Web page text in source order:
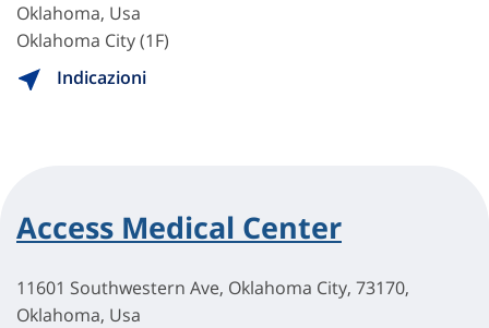
Oklahoma, Usa
Oklahoma City (1F)
Indicazioni
Access Medical Center
11601 Southwestern Ave, Oklahoma City, 73170,
Oklahoma, Usa